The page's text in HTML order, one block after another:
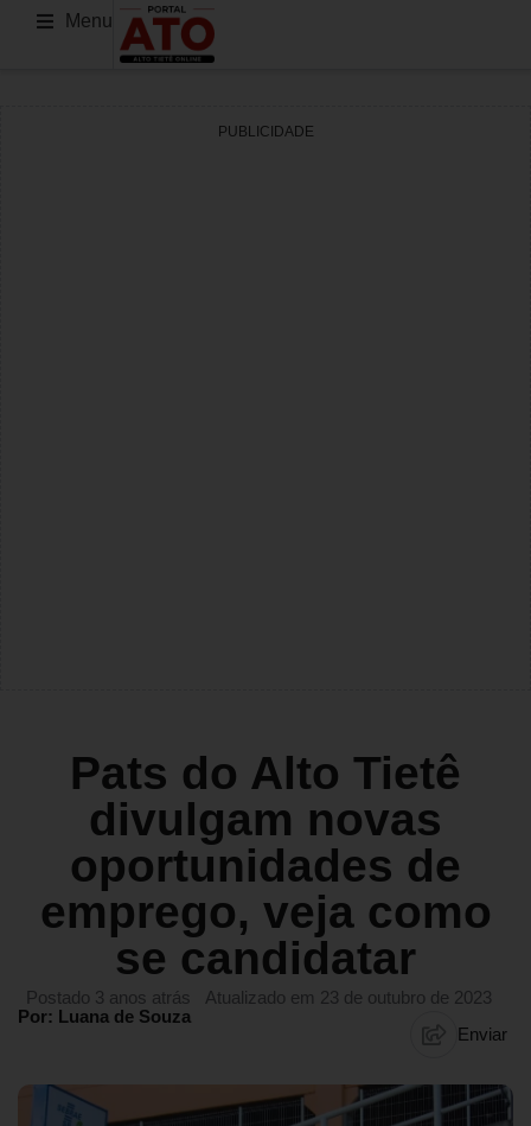
Menu
PUBLICIDADE
Pats do Alto Tietê
divulgam novas
oportunidades de
emprego, veja como
se candidatar
Postado 3 anos atrás
Atualizado em 23 de outubro de 2023
Por: Luana de Souza
Enviar